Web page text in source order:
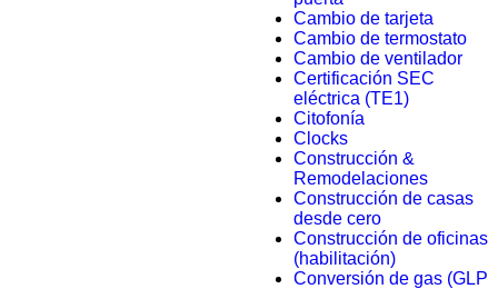
Cambio de tarjeta
Cambio de termostato
Cambio de ventilador
Certificación SEC
eléctrica (TE1)
Citofonía
Clocks
Construcción &
Remodelaciones
Construcción de casas
desde cero
Construcción de oficinas
(habilitación)
Conversión de gas (GLP